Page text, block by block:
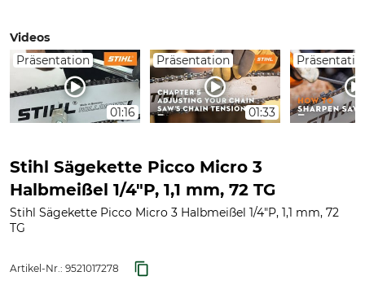
Videos
Präsentation
01:16
Präsentation
01:33
Stihl Sägekette Picco Micro 3
Halbmeißel 1/4"P, 1,1 mm, 72 TG
Stihl Sägekette Picco Micro 3 Halbmeißel 1/4"P, 1,1 mm, 72
TG
Artikel-Nr.: 9521017278